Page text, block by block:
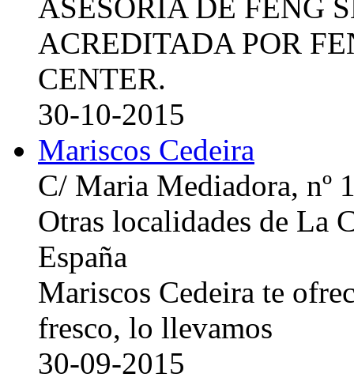
ASESORIA DE FENG
ACREDITADA POR
CENTER.
30-10-2015
Mariscos Cedeira
C/ Maria Mediadora, nº
Otras localidades de La
España
Mariscos Cedeira te
fresco, lo llevamos
30-09-2015